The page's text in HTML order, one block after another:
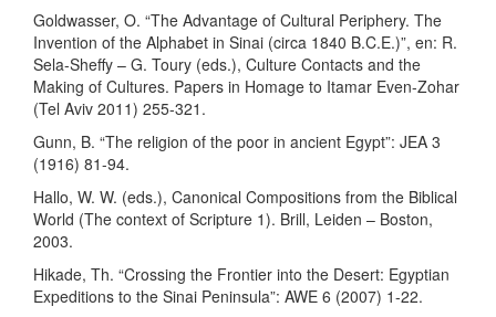
Goldwasser, O. “The Advantage of Cultural Periphery. The
Invention of the Alphabet in Sinai (circa 1840 B.C.E.)”, en: R.
Sela-Sheffy – G. Toury (eds.), Culture Contacts and the
Making of Cultures. Papers in Homage to Itamar Even-Zohar
(Tel Aviv 2011) 255-321.
Gunn, B. “The religion of the poor in ancient Egypt”: JEA 3
(1916) 81-94.
Hallo, W. W. (eds.), Canonical Compositions from the Biblical
World (The context of Scripture 1). Brill, Leiden – Boston,
2003.
Hikade, Th. “Crossing the Frontier into the Desert: Egyptian
Expeditions to the Sinai Peninsula”: AWE 6 (2007) 1-22.